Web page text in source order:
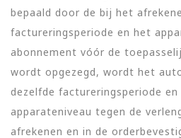
bepaald door de bij het
factureringsperiode en het
abonnement vóór de
wordt opgezegd, wordt het
dezelfde factureringsperiode
apparateniveau tegen de
afrekenen en in de